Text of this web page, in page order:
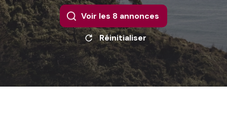
Voir les 8 annonces
Réinitialiser